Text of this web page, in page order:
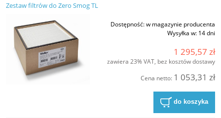
Zestaw filtrów do Zero Smog TL
Dostępność:w magazynie producenta
Wysyłka w: 14 dni
1 295,57 zł
zawiera 23% VAT, bez kosztów dostawy
Cena netto: 1 053,31 zł
do koszyka